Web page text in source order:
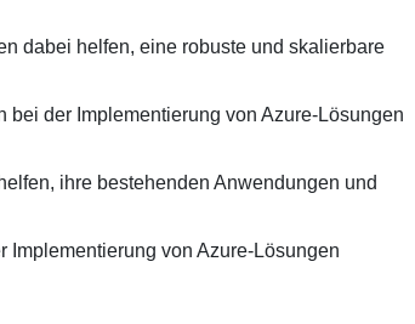
dabei helfen, eine robuste und skalierbare
bei der Implementierung von Azure-Lösungen
ihre bestehenden Anwendungen und
Implementierung von Azure-Lösungen